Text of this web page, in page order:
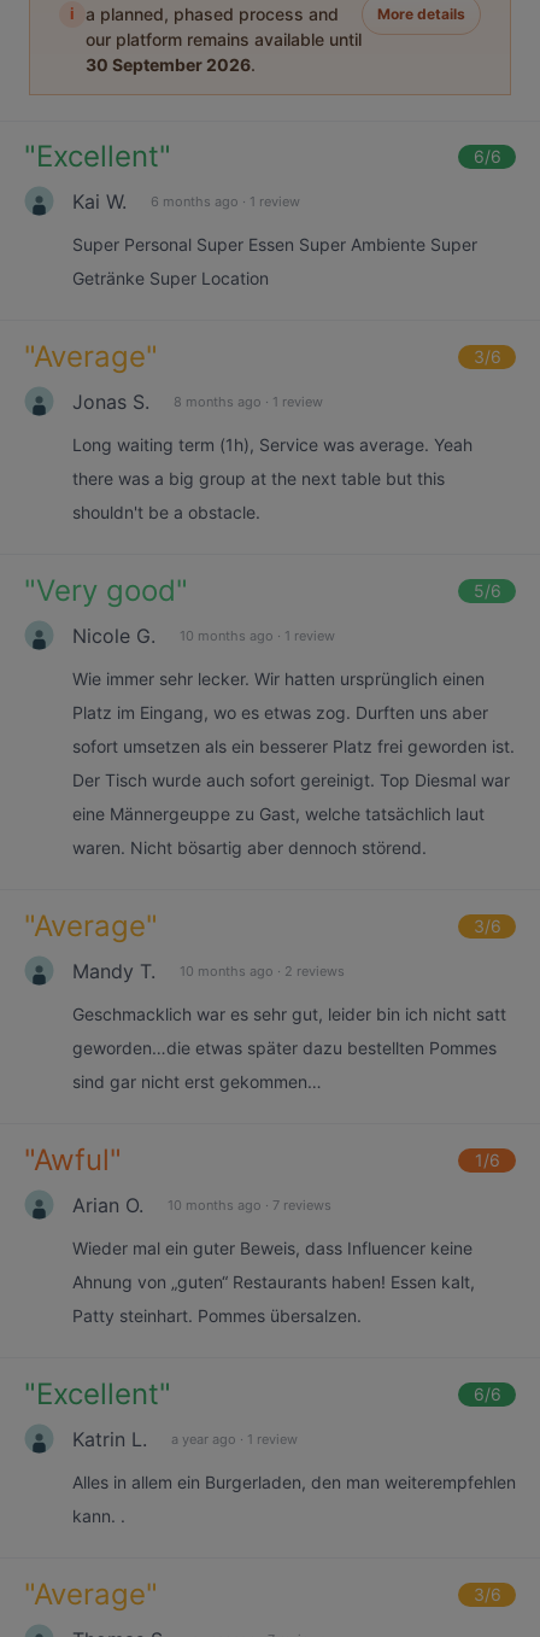
i
a planned, phased process and
our platform remains available until
30 September 2026.
More details
"Excellent" 6/6
Kai W. 6 months ago · 1 review
Super Personal Super Essen Super Ambiente Super
Getränke Super Location
"Average" 3/6
Jonas S. 8 months ago · 1 review
Long waiting term (1h), Service was average. Yeah
there was a big group at the next table but this
shouldn't be a obstacle.
"Very good" 5/6
Nicole G. 10 months ago · 1 review
Wie immer sehr lecker. Wir hatten ursprünglich einen
Platz im Eingang, wo es etwas zog. Durften uns aber
sofort umsetzen als ein besserer Platz frei geworden ist.
Der Tisch wurde auch sofort gereinigt. Top Diesmal war
eine Männergeuppe zu Gast, welche tatsächlich laut
waren. Nicht bösartig aber dennoch störend.
"Average" 3/6
Mandy T. 10 months ago · 2 reviews
Geschmacklich war es sehr gut, leider bin ich nicht satt
geworden…die etwas später dazu bestellten Pommes
sind gar nicht erst gekommen…
"Awful" 1/6
Arian O. 10 months ago · 7 reviews
Wieder mal ein guter Beweis, dass Influencer keine
Ahnung von „guten“ Restaurants haben! Essen kalt,
Patty steinhart. Pommes übersalzen.
"Excellent" 6/6
Katrin L. a year ago · 1 review
Alles in allem ein Burgerladen, den man weiterempfehlen
kann. .
"Average" 3/6